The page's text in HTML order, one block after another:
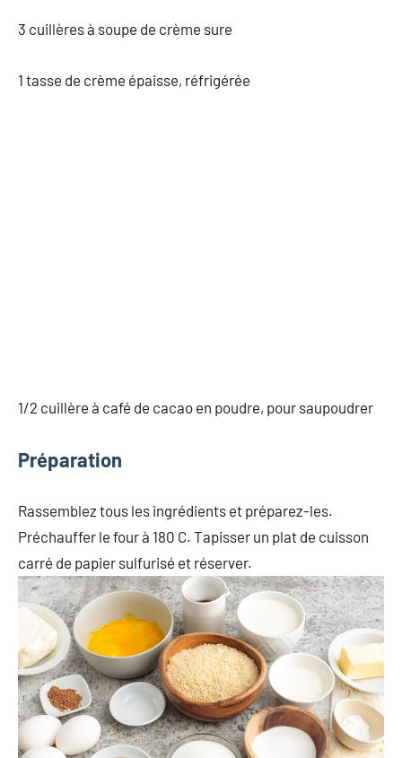
3 cuillères à soupe de crème sure
1 tasse de crème épaisse, réfrigérée
1/2 cuillère à café de cacao en poudre, pour saupoudrer
Préparation
Rassemblez tous les ingrédients et préparez-les.
Préchauffer le four à 180 C. Tapisser un plat de cuisson
carré de papier sulfurisé et réserver.